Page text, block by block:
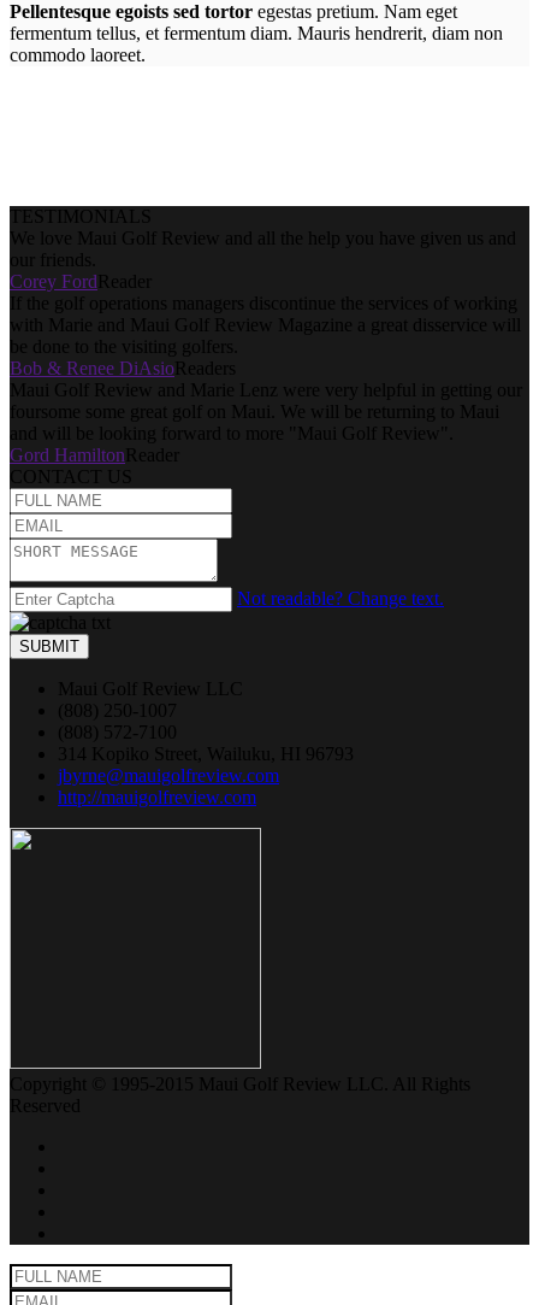
Pellentesque egoists sed tortor egestas pretium. Nam eget
fermentum tellus, et fermentum diam. Mauris hendrerit, diam non
commodo laoreet.
TESTIMONIALS
We love Maui Golf Review and all the help you have given us and
our friends.
Corey FordReader
If the golf operations managers discontinue the services of working
with Marie and Maui Golf Review Magazine a great disservice will
be done to the visiting golfers.
Bob & Renee DiAsioReaders
Maui Golf Review and Marie Lenz were very helpful in getting our
foursome some great golf on Maui. We will be returning to Maui
and will be looking forward to more "Maui Golf Review".
Gord HamiltonReader
CONTACT US
Not readable? Change text.
SUBMIT
Maui Golf Review LLC
(808) 250-1007
(808) 572-7100
314 Kopiko Street, Wailuku, HI 96793
jbyrne@mauigolfreview.com
http://mauigolfreview.com
Copyright © 1995-2015 Maui Golf Review LLC. All Rights
Reserved